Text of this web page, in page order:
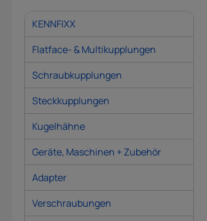
KENNFIXX
Flatface- & Multikupplungen
Schraubkupplungen
Steckkupplungen
Kugelhähne
Geräte, Maschinen + Zubehör
Adapter
Verschraubungen